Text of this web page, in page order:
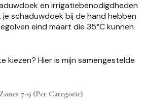
en irrigatiebenodigdheden
schaduwdoek bij de hand hebben
eind maart die 35°C kunnen
kiezen? Hier is mijn samengestelde
7-9 (Per Categorie)